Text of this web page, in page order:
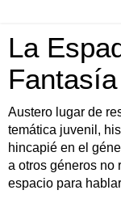
La
Austero lugar de
temática juvenil,
hincapié en el
a otros géneros no
espacio para